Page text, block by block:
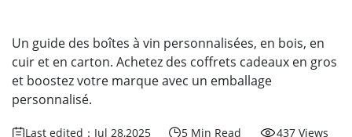
Un guide des boîtes à vin personnalisées, en bois, en
cuir et en carton. Achetez des coffrets cadeaux en gros
et boostez votre marque avec un emballage
personnalisé.
Last edited：Jul 28,2025 5 Min Read 437 Views